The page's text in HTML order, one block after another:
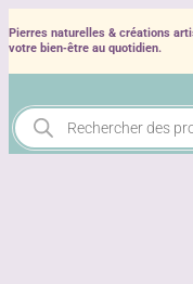
Pierres naturelles & créations
votre bien‑être au quotidien.
Recherche
de
produits